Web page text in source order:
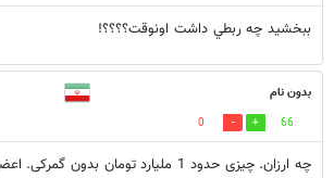
ببخشيد چه ربطي داشت اونوقت؟؟؟؟!
بدون نام
66
0
چه ارزان. چیزی حدود 1 ملیارد تومان بدون